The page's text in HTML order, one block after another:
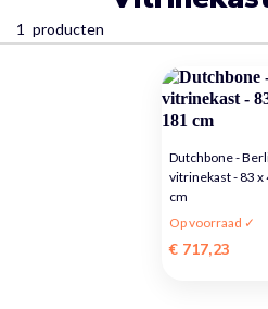
1 producten
Dutchbone -
vitrinekast - 83 x
cm
Op voorraad ✓
€ 717,23